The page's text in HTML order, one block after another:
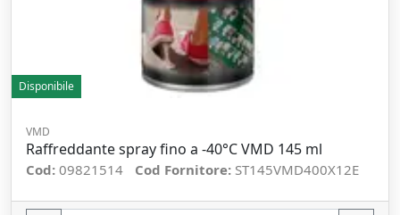
Disponibile
VMD
Raffreddante spray fino a -40°C VMD 145 ml
Cod: 09821514 Cod Fornitore: ST145VMD400X12E